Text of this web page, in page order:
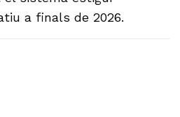
a finals de 2026.